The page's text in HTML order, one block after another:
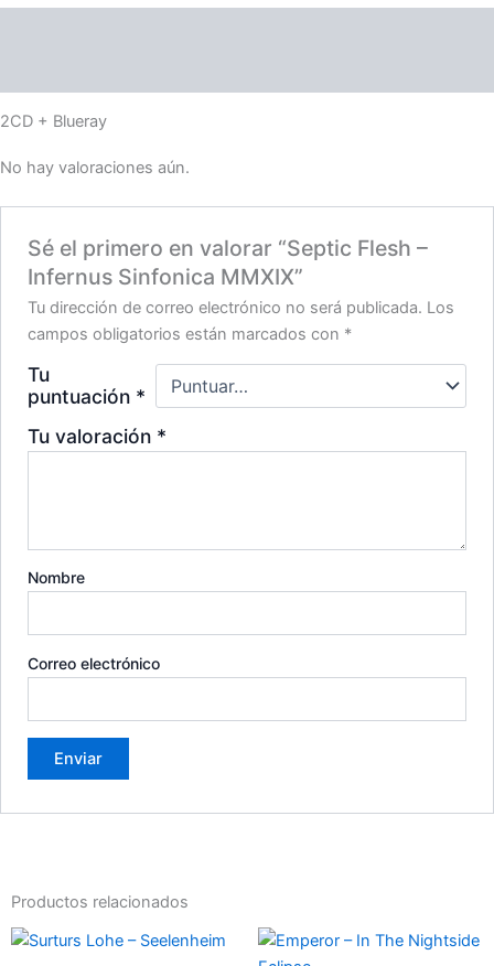
2CD + Blueray
No hay valoraciones aún.
Sé el primero en valorar “Septic Flesh –
Infernus Sinfonica MMXIX”
Tu dirección de correo electrónico no será publicada. Los
campos obligatorios están marcados con *
Tu
puntuación *
Tu valoración *
Nombre
Correo electrónico
Productos relacionados